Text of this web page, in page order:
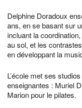
Delphine Doradoux
ans, en se basant sur
incluant la
au sol, et les
en développant la
L’école met ses
enseignantes : Muriel
Marion pour le pilates.